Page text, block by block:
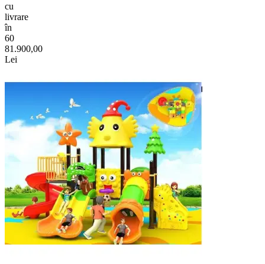
cu
livrare
în
60
81.900,00
Lei